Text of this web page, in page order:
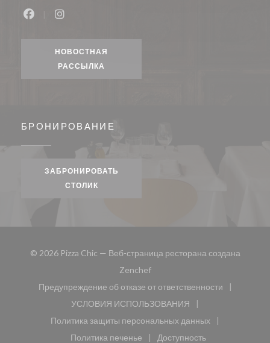
НОВОСТНАЯ
РАССЫЛКА
БРОНИРОВАНИЕ
ЗАБРОНИРОВАТЬ
СТОЛИК
© 2026 Pizza Chic — Веб-страница ресторана создана
Zenchef((открывается в новом окне))
Предупреждение об отказе от ответственности
((открывается в новом окне))
УСЛОВИЯ ИСПОЛЬЗОВАНИЯ
((открывается в новом окне))
Политика защиты персональных данных
((открывается в новом окне))
Политика печенье
Доступность